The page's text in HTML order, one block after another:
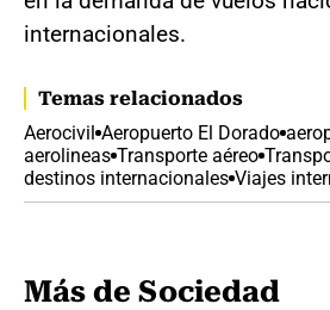
internacionales.
Temas relacionados
Aerocivil Aeropuerto El Dorado
aerolineas Transporte aéreo
destinos internacionales Viajes
Más de Sociedad